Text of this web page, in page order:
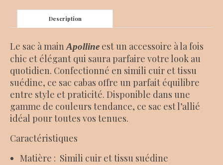
beige
Description
Le sac à mainApolline est un accessoire à la fois
chic et élégant qui saura parfaire votre look au
quotidien. Confectionné en simili cuir et tissu
suédine, ce sac cabas offre un parfait équilibre
entre style et praticité. Disponible dans une
gamme de couleurs tendance, ce sac est l’allié
idéal pour toutes vos tenues.
Caractéristiques
Matière : Simili cuir et tissu suédine